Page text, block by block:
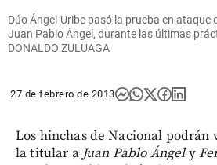
Dúo Ángel-Uribe pasó la prueba en ataque
Juan Pablo Ángel, durante las últimas
DONALDO ZULUAGA
27 de febrero de 2013
Los hinchas de Nacional podrán
la titular a Juan Pablo Ángely